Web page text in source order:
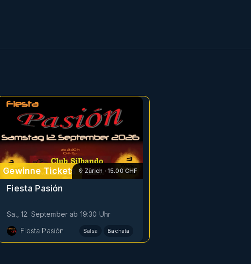
Gewinne Tickets Zürich · 15.00 CHF
Fiesta Pasión
Sa., 12. September ab 19:30 Uhr
Fiesta Pasión
Salsa Bachata